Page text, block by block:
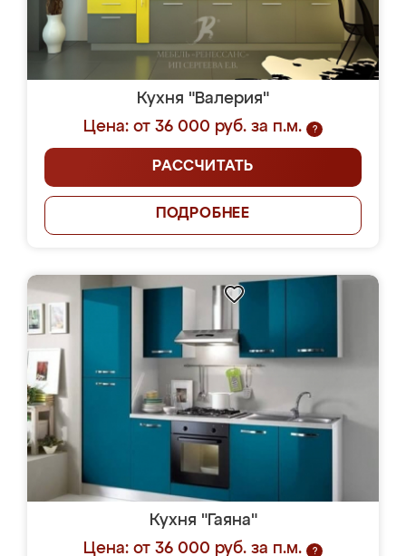
Кухня "Валерия"
Цена: от 36 000 руб. за п.м.
?
РАССЧИТАТЬ
ПОДРОБНЕЕ
Кухня "Гаяна"
Цена: от 36 000 руб. за п.м.
?